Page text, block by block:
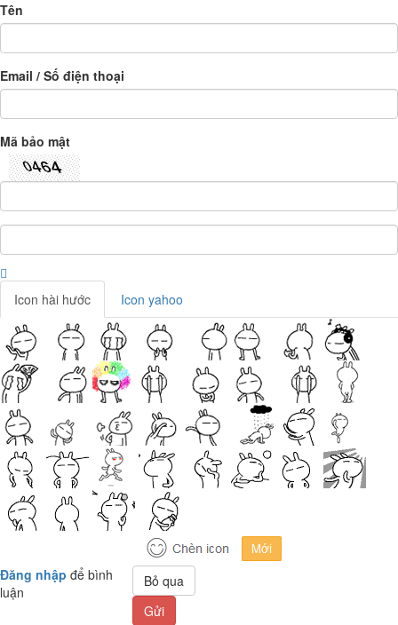
Tên
Email / Số điện thoại
Mã bảo mật
Icon hài hước Icon yahoo
Đăng nhập để bình
luận
Bỏ qua
Gửi